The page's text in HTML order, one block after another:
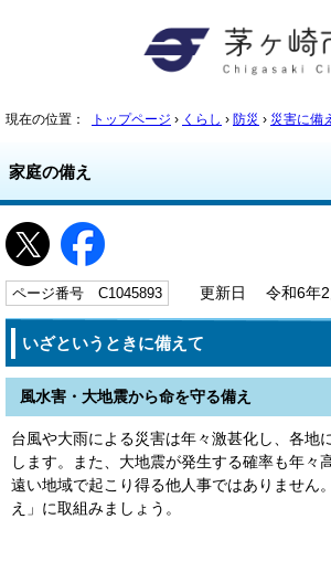
現在の位置： トップページ › くらし › 防災 › 災害に備
家庭の備え
ページ番号 C1045893 更新日 令和6年2
いざというときに備えて
風水害・大地震から命を守る備え
台風や大雨による災害は年々激甚化し、各地
します。また、大地震が発生する確率も年々
遠い地域で起こり得る他人事ではありません
え」に取組みましょう。